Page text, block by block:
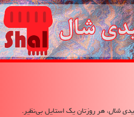
شال، هر روزتان یک استایل بی‌نظیر.